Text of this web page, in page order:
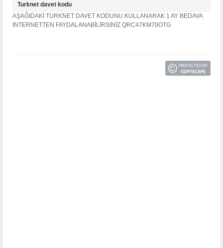
Turknet davet kodu
AŞAĞIDAKİ TURKNET DAVET KODUNU KULLANARAK 1 AY BEDAVA
İNTERNETTEN FAYDALANABİLİRSİNİZ QRC47KM70OTG